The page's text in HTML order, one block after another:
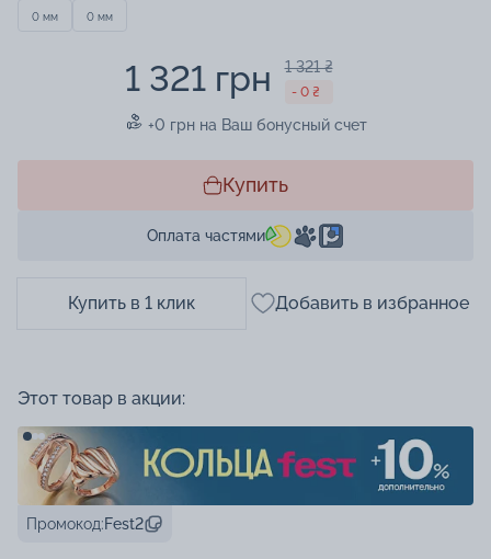
0 мм 0 мм
1 321 грн 1 321 ₴
- 0 ₴
+0 грн на Ваш бонусный счет
Купить
Оплата частями
Купить в 1 клик Добавить в избранное
Этот товар в акции:
Промокод:Fest2